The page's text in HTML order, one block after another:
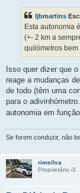
ljbmartins
Esta autonomia
(+- 2 km a
quilómetros bem
Isso quer dizer que
reage a mudanças
de todo (têm uma
para o
autonomia em
Se forem conduzir, não
rimsilva
Proprietário i3